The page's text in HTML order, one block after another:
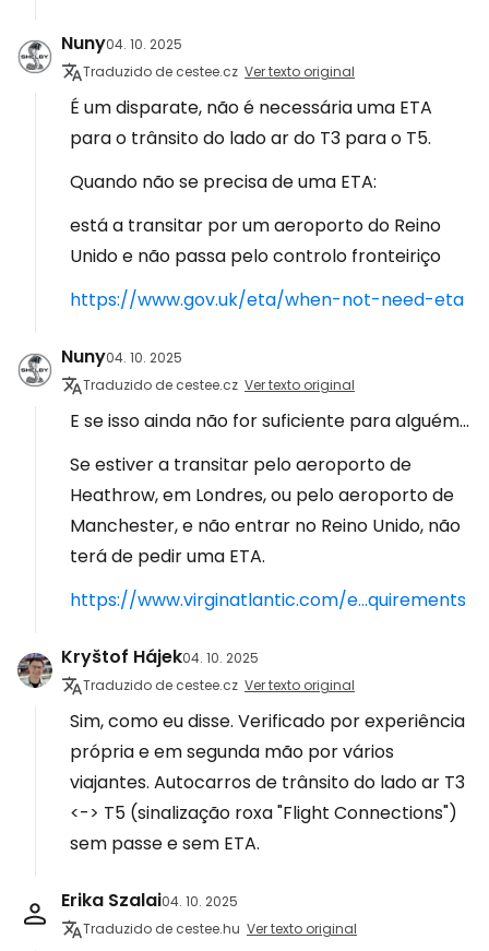
Nuny04. 10. 2025
Traduzido de cestee.cz Ver texto original
É um disparate, não é necessária uma ETA
para o trânsito do lado ar do T3 para o T5.
Quando não se precisa de uma ETA:
está a transitar por um aeroporto do Reino
Unido e não passa pelo controlo fronteiriço
https://www.gov.uk/eta/when-not-need-eta
Nuny04. 10. 2025
Traduzido de cestee.cz Ver texto original
E se isso ainda não for suficiente para alguém...
Se estiver a transitar pelo aeroporto de
Heathrow, em Londres, ou pelo aeroporto de
Manchester, e não entrar no Reino Unido, não
terá de pedir uma ETA.
https://www.virginatlantic.com/e...quirements
Kryštof Hájek04. 10. 2025
Traduzido de cestee.cz Ver texto original
Sim, como eu disse. Verificado por experiência
própria e em segunda mão por vários
viajantes. Autocarros de trânsito do lado ar T3
<-> T5 (sinalização roxa "Flight Connections")
sem passe e sem ETA.
Erika Szalai04. 10. 2025
Traduzido de cestee.hu Ver texto original